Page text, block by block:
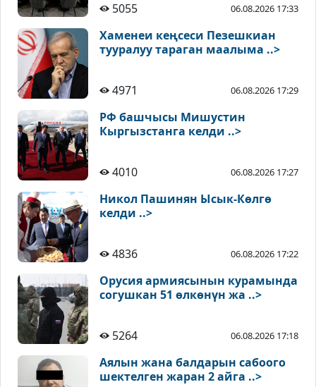
5055 06.08.2026 17:33
Хаменеи кеңсеси Пезешкиан
тууралуу тараган маалыма ..>
4971 06.08.2026 17:29
РФ башчысы Мишустин
Кыргызстанга келди ..>
4010 06.08.2026 17:27
Никол Пашинян Ысык-Көлгө
келди ..>
4836 06.08.2026 17:22
Орусия армиясынын курамында
согушкан 51 өлкөнүн жа ..>
5264 06.08.2026 17:18
Аялын жана балдарын сабоого
шектелген жаран 2 айга ..>